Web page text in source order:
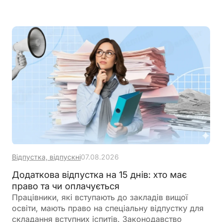
відповідно до чинних вимог. Щоб уникнути
помилок, скористайтеся Калькулятором
«Середня зарплата для бронювання», який
допоможе швидко визначити необхідний
показник та підготувати довідку
Відпустка, відпускні07.08.2026
Додаткова відпустка на 15 днів: хто має
право та чи оплачується
Працівники, які вступають до закладів вищої
освіти, мають право на спеціальну відпустку для
складання вступних іспитів. Законодавство